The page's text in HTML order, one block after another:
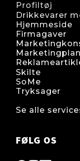
Profiltøj
Drikkevarer
Hjemmeside
Firmagaver
Marketingplan
Skilte
SoMe
Tryksager
Se alle
FØLG OS